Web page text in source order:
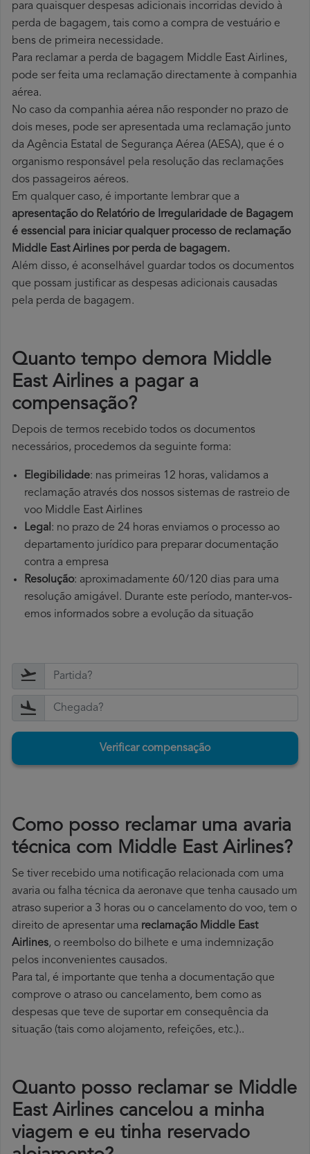
para quaisquer despesas adicionais incorridas devido à
perda de bagagem, tais como a compra de vestuário e
bens de primeira necessidade.
Para reclamar a perda de bagagem Middle East Airlines,
pode ser feita uma reclamação directamente à companhia
aérea.
No caso da companhia aérea não responder no prazo de
dois meses, pode ser apresentada uma reclamação junto
da Agência Estatal de Segurança Aérea (AESA), que é o
organismo responsável pela resolução das reclamações
dos passageiros aéreos.
Em qualquer caso, é importante lembrar que a
apresentação do Relatório de Irregularidade de Bagagem
é essencial para iniciar qualquer processo de reclamação
Middle East Airlines por perda de bagagem.
Além disso, é aconselhável guardar todos os documentos
que possam justificar as despesas adicionais causadas
pela perda de bagagem.
Quanto tempo demora Middle
East Airlines a pagar a
compensação?
Depois de termos recebido todos os documentos
necessários, procedemos da seguinte forma:
Elegibilidade: nas primeiras 12 horas, validamos a
reclamação através dos nossos sistemas de rastreio de
voo Middle East Airlines
Legal: no prazo de 24 horas enviamos o processo ao
departamento jurídico para preparar documentação
contra a empresa
Resolução: aproximadamente 60/120 dias para uma
resolução amigável. Durante este período, manter-vos-
emos informados sobre a evolução da situação
Verificar compensação
Como posso reclamar uma avaria
técnica com Middle East Airlines?
Se tiver recebido uma notificação relacionada com uma
avaria ou falha técnica da aeronave que tenha causado um
atraso superior a 3 horas ou o cancelamento do voo, tem o
direito de apresentar uma reclamação Middle East
Airlines, o reembolso do bilhete e uma indemnização
pelos inconvenientes causados.
Para tal, é importante que tenha a documentação que
comprove o atraso ou cancelamento, bem como as
despesas que teve de suportar em consequência da
situação (tais como alojamento, refeições, etc.)..
Quanto posso reclamar se Middle
East Airlines cancelou a minha
viagem e eu tinha reservado